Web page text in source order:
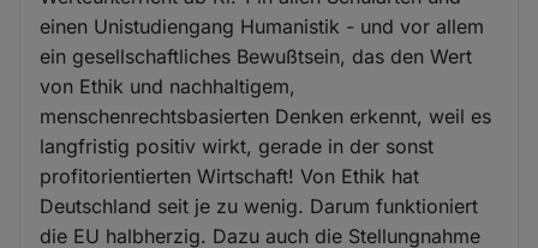
einen Unistudiengang Humanistik - und vor allem
ein gesellschaftliches Bewußtsein, das den Wert
von Ethik und nachhaltigem,
menschenrechtsbasierten Denken erkennt, weil es
langfristig positiv wirkt, gerade in der sonst
profitorientierten Wirtschaft! Von Ethik hat
Deutschland seit je zu wenig. Darum funktioniert
die EU halbherzig. Dazu auch die Stellungnahme